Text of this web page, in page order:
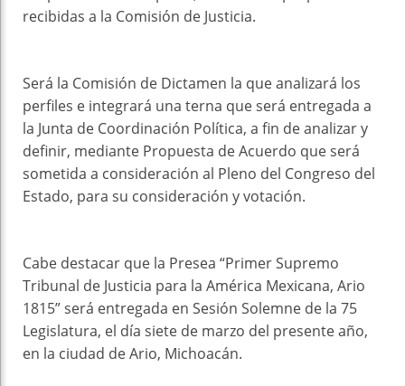
recibidas a la Comisión de Justicia.
Será la Comisión de Dictamen la que analizará los
perfiles e integrará una terna que será entregada a
la Junta de Coordinación Política, a fin de analizar y
definir, mediante Propuesta de Acuerdo que será
sometida a consideración al Pleno del Congreso del
Estado, para su consideración y votación.
Cabe destacar que la Presea “Primer Supremo
Tribunal de Justicia para la América Mexicana, Ario
1815” será entregada en Sesión Solemne de la 75
Legislatura, el día siete de marzo del presente año,
en la ciudad de Ario, Michoacán.